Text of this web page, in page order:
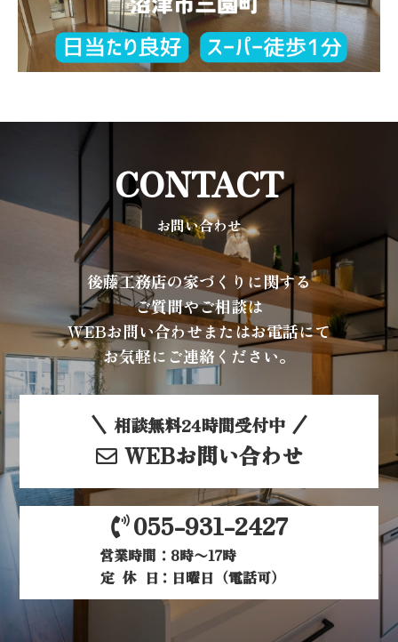
CONTACT
お問い合わせ
後藤工務店の家づくりに関する
ご質問やご相談は
WEBお問い合わせまたはお電話にて
お気軽にご連絡ください。
相談無料24時間受付中
WEBお問い合わせ
055-931-2427
営業時間：8時〜17時
定休日：日曜日（電話可）